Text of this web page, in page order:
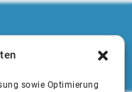
sowie Optimierung